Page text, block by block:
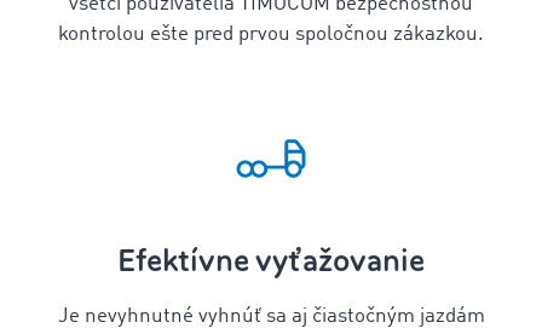
všetci používatelia TIMOCOM bezpečnostnou
kontrolou ešte pred prvou spoločnou zákazkou.
Efektívne vyťažovanie
Je nevyhnutné vyhnúť sa aj čiastočným jazdám